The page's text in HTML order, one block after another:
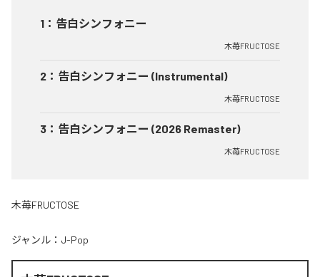
1 ： 告白シンフォニー
木苺FRUCTOSE
2 ： 告白シンフォニー (Instrumental)
木苺FRUCTOSE
3 ： 告白シンフォニー (2026 Remaster)
木苺FRUCTOSE
木苺FRUCTOSE
ジャンル： J-Pop